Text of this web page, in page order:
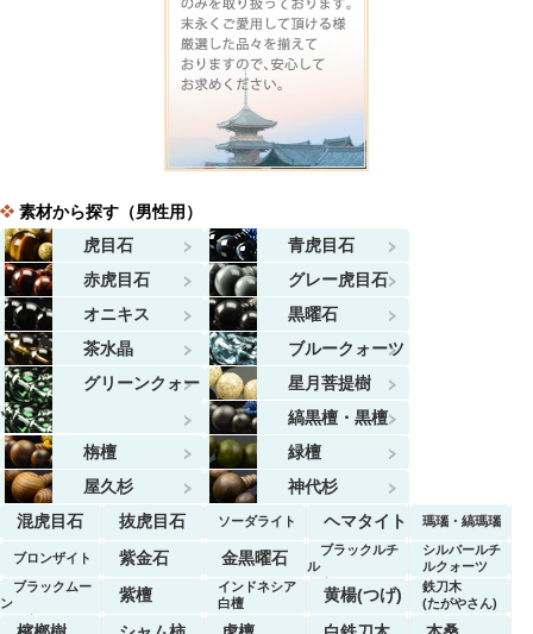
素材から探す（男性用）
虎目石
青虎目石
赤虎目石
グレー虎目石
オニキス
黒曜石
茶水晶
ブルークォーツ
グリーンクォー
ツ
星月菩提樹
縞黒檀・黒檀
栴檀
緑檀
屋久杉
神代杉
混虎目石
抜虎目石 ソーダライト ヘマタイト 瑪瑙・縞瑪瑙
ブロンザイト 紫金石 金黒曜石
ブラックルチ
ル
クォーツ
シルバールチ
ルクォーツ
ブラックムー
ン
ストーン
紫檀
インドネシア
白檀
黄楊(つげ)
鉄刀木
(たがやさん)